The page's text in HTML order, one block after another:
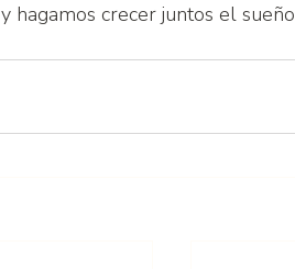
y hagamos crecer juntos el sueño